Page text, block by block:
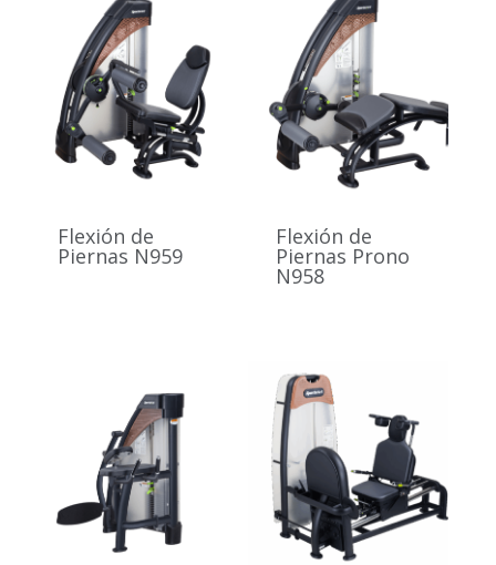
Flexión de
Piernas N959
Flexión de
Piernas Prono
N958